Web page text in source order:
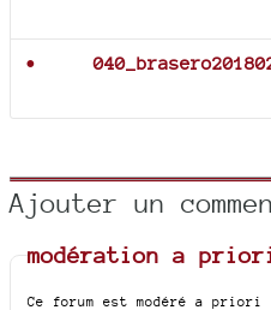
Ajouter un
modération a
Ce forum est modéré a